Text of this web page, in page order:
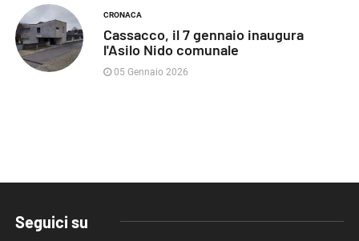
CRONACA
Cassacco, il 7 gennaio inaugura
l'Asilo Nido comunale
05 Gennaio 2026
Seguici su